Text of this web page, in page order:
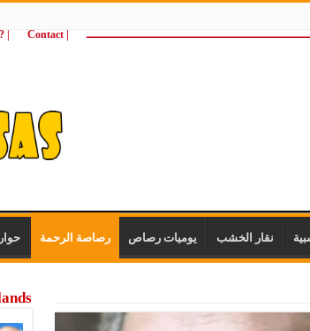
| Contact
wij
نقار الخشب يوميات رصاص رصاصة الرحمة